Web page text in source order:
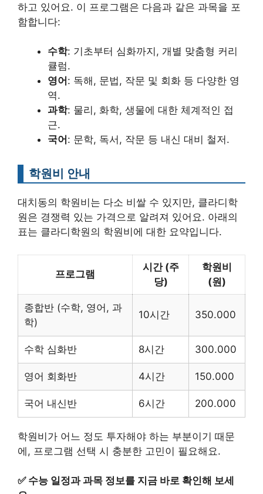
하고 있어요. 이 프로그램은 다음과 같은 과목을 포
함합니다:
수학: 기초부터 심화까지, 개별 맞춤형 커리
큘럼.
영어 : 독해, 문법, 작문 및 회화 등 다양한 영
역.
과학: 물리, 화학, 생물에 대한 체계적인 접
근.
국어 : 문학, 독서, 작문 등 내신 대비 철저.
학원비 안내
대치동의 학원비는 다소 비쌀 수 있지만, 클라디학
원은 경쟁력 있는 가격으로 알려져 있어요. 아래의
표는 클라디학원의 학원비에 대한 요약입니다.
프로그램
시간 (주
당)
학원비
(원)
종합반 (수학, 영어, 과
학)
10시간 350.000
수학 심화반 8시간 300.000
영어 회화반 4시간 150.000
국어 내신반 6시간 200.000
학원비가 어느 정도 투자해야 하는 부분이기 때문
에, 프로그램 선택 시 충분한 고민이 필요해요.
✅ 수능 일정과 과목 정보를 지금 바로 확인해 보세